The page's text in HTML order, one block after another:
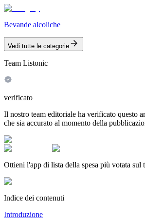
Bevande alcoliche
Vedi tutte le categorie
Team Listonic
verificato
Il nostro team editoriale ha verificato questo
che sia accurato al momento della
Ottieni l'app di lista della spesa più votata sul
Indice dei contenuti
Introduzione